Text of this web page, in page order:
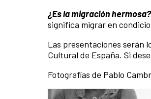
¿Es la migración hermosa?
significa migrar en
Las presentaciones serán
Cultural de España. Si
Fotografías de Pablo